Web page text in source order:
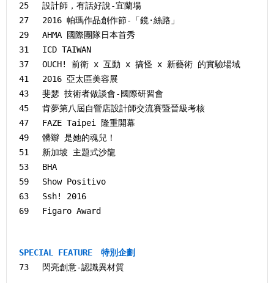
25 設計師，有話好說-宜蘭場
27 2016 帕瑪作品創作節-「鏡·絲路」
29 AHMA 國際團隊日本首秀
31 ICD TAIWAN
37 OUCH! 前衛 x 互動 x 搞怪 x 新藝術 的實驗場域
41 2016 亞太區美容展
43 斐瑟 技術者做談會-國際研習會
45 肯夢第八屆自營店設計師交流賽暨晉級考核
47 FAZE Taipei 隆重開幕
49 髒辮 是她的魂兒！
51 新加坡 主題式沙龍
53 BHA
59 Show Positivo
63 Ssh! 2016
69 Figaro Award
SPECIAL FEATURE 特別企劃
73 閃亮創意-認識異材質